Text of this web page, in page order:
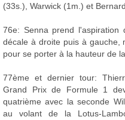
(33s.), Warwick (1m.) et
76e: Senna prend
décale à droite puis à gauche,
pour se porter à la hauteur de
77ème et dernier tour:
Grand Prix de Formule 1
quatrième avec la seconde
au volant de la Lotus-